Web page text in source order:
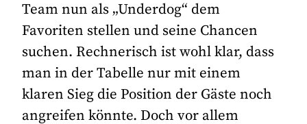
Team nun als „Underdog“ dem
Favoriten stellen und seine Chancen
suchen. Rechnerisch ist wohl klar, dass
man in der Tabelle nur mit einem
klaren Sieg die Position der Gäste noch
angreifen könnte. Doch vor allem